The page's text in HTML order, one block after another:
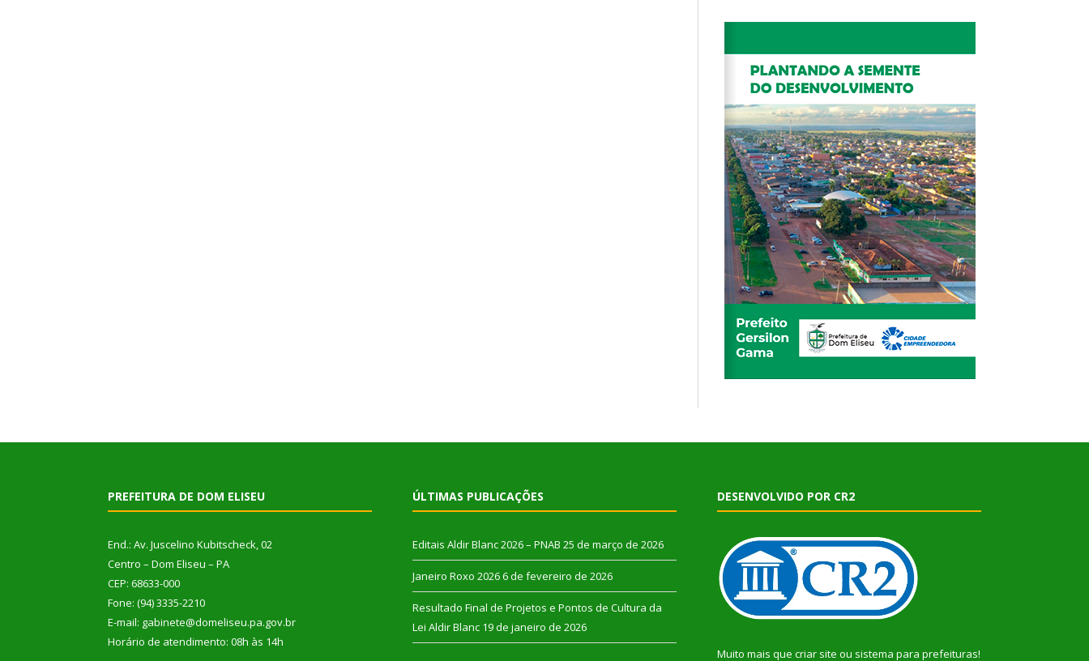
PREFEITURA DE DOM ELISEU
End.: Av. Juscelino Kubitscheck, 02
Centro – Dom Eliseu – PA
CEP: 68633-000
Fone: (94) 3335-2210
E-mail: gabinete@domeliseu.pa.gov.br
Horário de atendimento: 08h às 14h
ÚLTIMAS PUBLICAÇÕES
Editais Aldir Blanc 2026 – PNAB 25 de março de 2026
Janeiro Roxo 2026 6 de fevereiro de 2026
Resultado Final de Projetos e Pontos de Cultura da
Lei Aldir Blanc 19 de janeiro de 2026
DESENVOLVIDO POR CR2
Muito mais que criar site ou sistema para prefeituras!